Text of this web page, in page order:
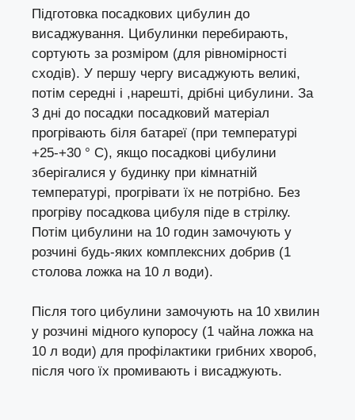
Підготовка посадкових цибулин до
висаджування. Цибулинки перебирають,
сортують за розміром (для рівномірності
сходів). У першу чергу висаджують великі,
потім середні і ,нарешті, дрібні цибулини. За
3 дні до посадки посадковий матеріал
прогрівають біля батареї (при температурі
+25-+30 ° С), якщо посадкові цибулини
зберігалися у будинку при кімнатній
температурі, прогрівати їх не потрібно. Без
прогріву посадкова цибуля піде в стрілку.
Потім цибулини на 10 годин замочують у
розчині будь-яких комплексних добрив (1
столова ложка на 10 л води).
Після того цибулини замочують на 10 хвилин
у розчині мідного купоросу (1 чайна ложка на
10 л води) для профілактики грибних хвороб,
після чого їх промивають і висаджують.